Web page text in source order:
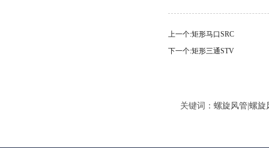
上一个:矩形马口SRC
下一个:矩形三通STV
关键词： 螺旋风管 螺旋